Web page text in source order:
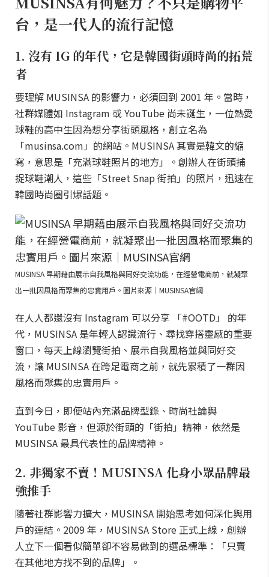
台，是一代人的流行記憶
1. 沒有 IG 的年代，它是韓國街頭時尚的拓荒
者
要理解 MUSINSA 的影響力，必須回到 2001 年。當時，
社群媒體如 Instagram 或 YouTube 尚未誕生，一位熱愛
球鞋的高中生因為想分享街頭風格，創立名為
「musinsa.com」的網站。MUSINSA 其實是韓文的縮
寫，意思是「充滿球鞋照片的地方」。創辦人在街頭捕
捉球鞋潮人，這些「Street Snap 街拍」的照片，迅速在
韓國時尚圈引爆話題。
MUSINSA 早期藉由展示自我風格與同好交流功能，在經營電商前，就凝聚
出一批因風格而聚集的忠實用戶。圖片來源｜MUSINSA官網
在人人都還沒有 Instagram 可以分享 「#OOTD」 的年
代，MUSINSA 是年輕人認識流行、尋找穿搭靈感的重要
窗口，每天上線瀏覽街拍、展示自我風格並與同好交
流，讓 MUSINSA 在跨足電商之前，就先累積了一群因
風格而聚集的忠實用戶。
直到今日，即便站內充滿品牌型錄、時尚社論與
YouTube 影音，但源於街頭的「街拍」精神，依然是
MUSINSA 最具代表性的品牌精神。
2. 非獨家不賣！MUSINSA 化身小眾品牌最
強推手
隨著社群影響力擴大，MUSINSA 開始思考如何深化與用
戶的連結。2009 年，MUSINSA Store 正式上線，創辦
人立下一個看似簡單卻不容易做到的選品標準：「只賣
在其他地方找不到的品牌」。